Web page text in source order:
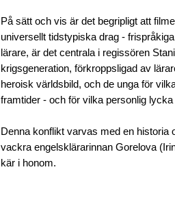
På sätt och vis är det begripligt att
universellt tidstypiska drag -
lärare, är det centrala i regissören
krigsgeneration, förkroppsligad av
heroisk världsbild, och de unga för
framtider - och för vilka personlig
Denna konflikt varvas med en historia
vackra engelsklärarinnan Gorelova
kär i honom.